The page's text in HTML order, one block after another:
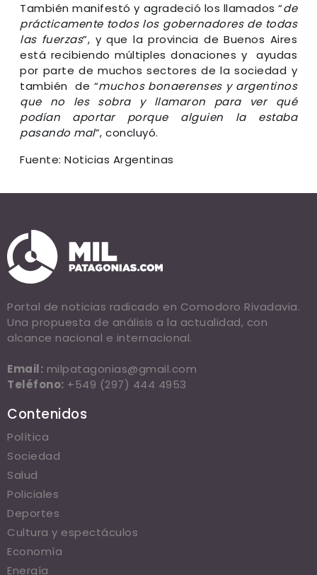
También manifestó y agradeció los llamados “de
prácticamente todos los gobernadores de todas
las fuerzas”, y que la provincia de Buenos Aires
está recibiendo múltiples donaciones y ayudas
por parte de muchos sectores de la sociedad y
también de “muchos bonaerenses y argentinos
que no les sobra y llamaron para ver qué
podían aportar porque alguien la estaba
pasando mal”, concluyó.
Fuente: Noticias Argentinas
Portal de noticias radicado en Comodoro Rivadavia.
Una propuesta de análisis a la actualidad, con
alcance nacional e internacional.
Email: milpatagonias@gmail.com
Teléfono: +549 (297) 444 4953
Contenidos
Política
Sociedad
Salud
Policiales
Deportes
Cultura y espectáculos
Economía
Energía